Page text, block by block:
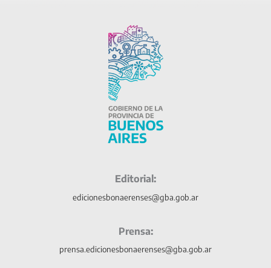
Editorial:
edicionesbonaerenses@gba.gob.ar
Prensa:
prensa.edicionesbonaerenses@gba.gob.ar